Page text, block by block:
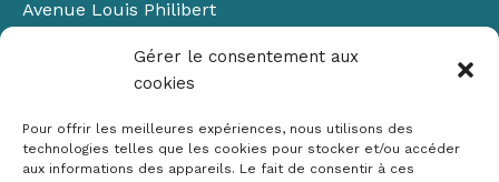
Gérer le consentement aux
cookies
Pour offrir les meilleures expériences, nous utilisons des
technologies telles que les cookies pour stocker et/ou accéder
aux informations des appareils. Le fait de consentir à ces
Avenue Louis Philibert
Bâtiment Laennec
13100 Aix-en-Provence
✉ contact@crige-paca.org